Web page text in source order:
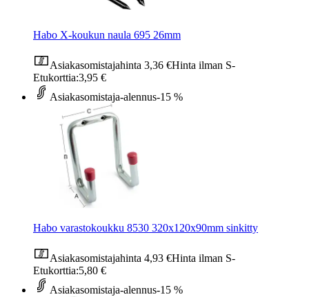
Habo X-koukun naula 695 26mm
Asiakasomistajahinta 3,36 €Hinta ilman S-
Etukorttia:3,95 €
Asiakasomistaja-alennus-15 %
Habo varastokoukku 8530 320x120x90mm sinkitty
Asiakasomistajahinta 4,93 €Hinta ilman S-
Etukorttia:5,80 €
Asiakasomistaja-alennus-15 %